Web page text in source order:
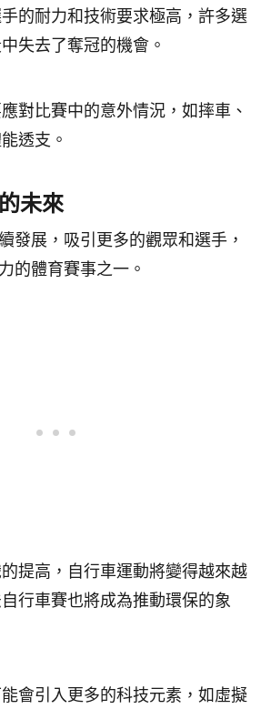
的耐力和技術要求極高，許多選
失去了奪冠的機會。
對比賽中的意外情況，如摔車、
透支。
未來
發展，吸引更多的觀眾和選手，
的體育賽事之一。
提高，自行車運動將變得越來越
行車賽也將成為推動環保的象
會引入更多的科技元素，如虛擬